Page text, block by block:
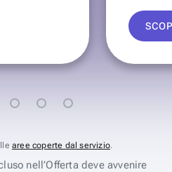
aree coperte dal servizio.
nell’Offerta deve avvenire